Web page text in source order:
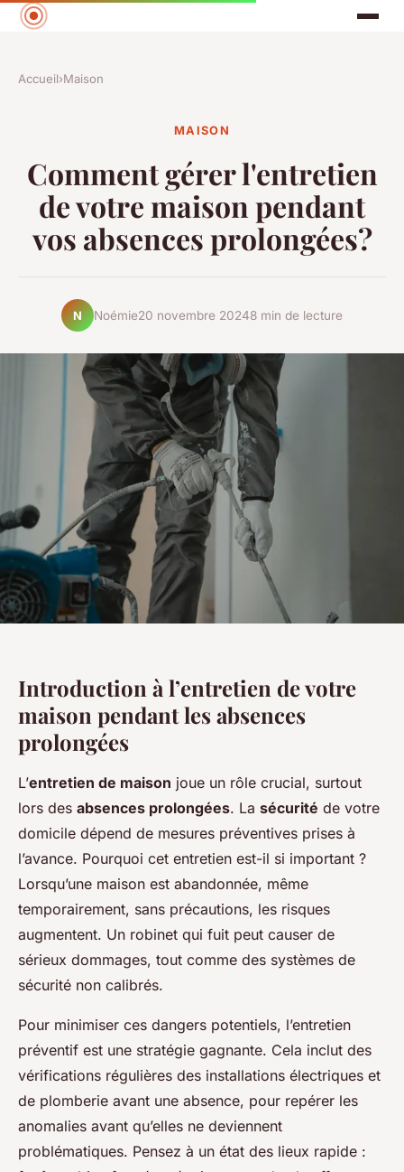
Accueil›Maison
MAISON
Comment gérer l'entretien
de votre maison pendant
vos absences prolongées?
N Noémie20 novembre 20248 min de lecture
Introduction à l’entretien de votre
maison pendant les absences
prolongées
L’entretien de maison joue un rôle crucial, surtout
lors des absences prolongées. La sécurité de votre
domicile dépend de mesures préventives prises à
l’avance. Pourquoi cet entretien est-il si important ?
Lorsqu’une maison est abandonnée, même
temporairement, sans précautions, les risques
augmentent. Un robinet qui fuit peut causer de
sérieux dommages, tout comme des systèmes de
sécurité non calibrés.
Pour minimiser ces dangers potentiels, l’entretien
préventif est une stratégie gagnante. Cela inclut des
vérifications régulières des installations électriques et
de plomberie avant une absence, pour repérer les
anomalies avant qu’elles ne deviennent
problématiques. Pensez à un état des lieux rapide :